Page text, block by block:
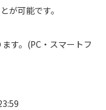
が可能です。
す。(PC・スマートフ